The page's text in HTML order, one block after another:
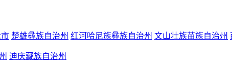
市 楚雄彝族自治州 红河哈尼族彝族自治州 文山壮族苗族自治州
迪庆藏族自治州